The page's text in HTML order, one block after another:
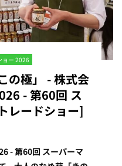
ョー 2026
の極」 - 株式会
- 第60回 ス
レードショー]
- 第60回 スーパーマ